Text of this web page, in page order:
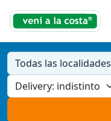
Todas las localidades